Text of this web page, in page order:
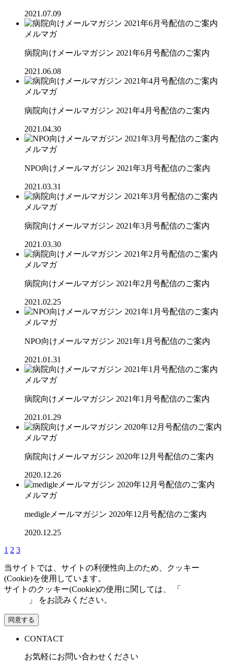
2021.07.09
メルマガ
病院向けメールマガジン 2021年6月号配信のご案内
2021.06.08
メルマガ
病院向けメールマガジン 2021年4月号配信のご案内
2021.04.30
メルマガ
NPO向けメールマガジン 2021年3月号配信のご案内
2021.03.31
メルマガ
病院向けメールマガジン 2021年3月号配信のご案内
2021.03.30
メルマガ
病院向けメールマガジン 2021年2月号配信のご案内
2021.02.25
メルマガ
NPO向けメールマガジン 2021年1月号配信のご案内
2021.01.31
メルマガ
病院向けメールマガジン 2021年1月号配信のご案内
2021.01.29
メルマガ
病院向けメールマガジン 2020年12月号配信のご案内
2020.12.26
メルマガ
medigleメールマガジン 2020年12月号配信のご案内
2020.12.25
1 2 3
当サイトでは、サイトの利便性向上のため、クッキー
(Cookie)を使用しています。
サイトのクッキー(Cookie)の使用に関しては、 「
」 をお読みください。
同意する
CONTACT
お気軽にお問い合わせください